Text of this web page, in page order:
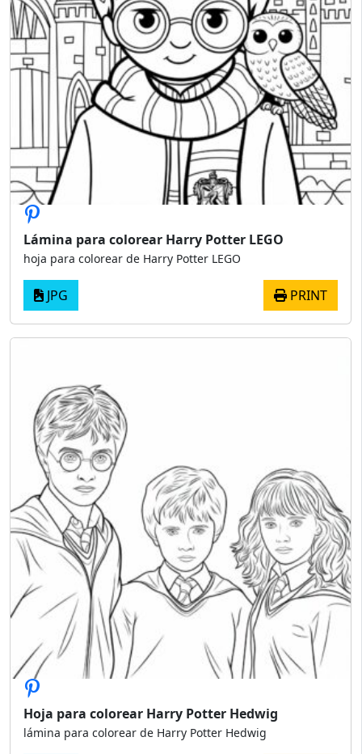
Lámina para colorear Harry Potter LEGO
hoja para colorear de Harry Potter LEGO
JPG PRINT
Hoja para colorear Harry Potter Hedwig
lámina para colorear de Harry Potter Hedwig